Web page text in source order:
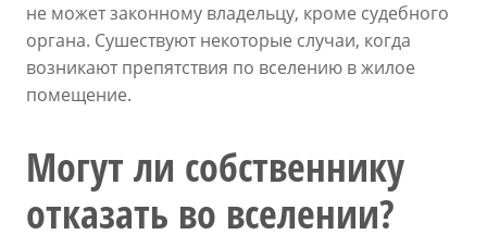
не может законному владельцу, кроме судебного
органа. Сушествуют некоторые случаи, когда
возникают препятствия по вселению в жилое
помещение.
Могут ли собственнику
отказать во вселении?